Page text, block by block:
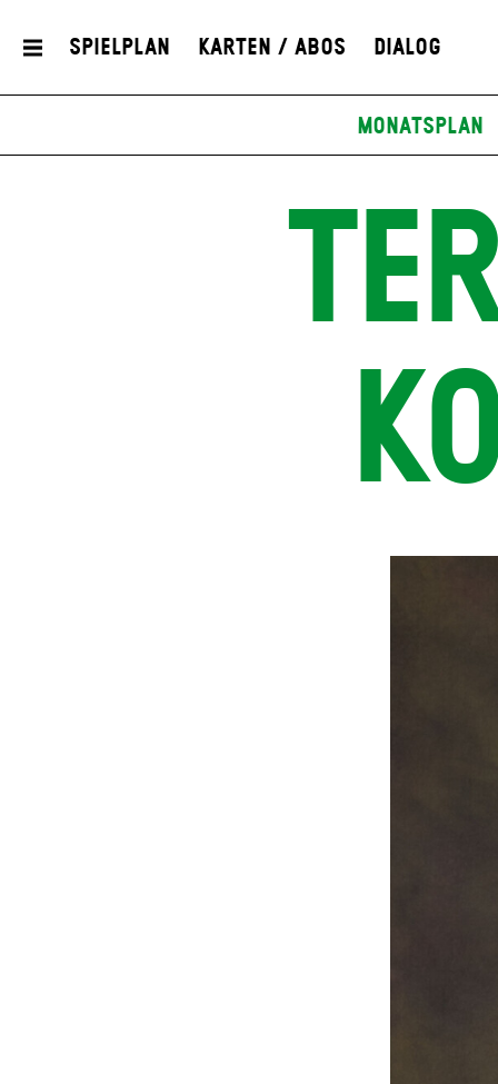
Spielplan Karten / Abos Dialog
Monatsplan